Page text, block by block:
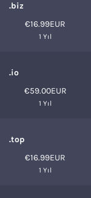
.biz
€16.99EUR
1 Yıl
.io
€59.00EUR
1 Yıl
.top
€16.99EUR
1 Yıl